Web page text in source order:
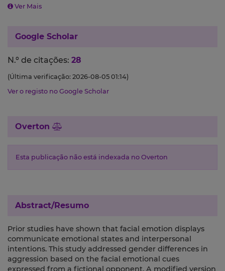
Ver Mais
Google Scholar
N.º de citações: 28
(Última verificação: 2026-08-05 01:14)
Ver o registo no Google Scholar
Overton
Esta publicação não está indexada no Overton
Abstract/Resumo
Prior studies have shown that facial emotion displays
communicate emotional states and interpersonal
intentions. This study addressed gender differences in
aggression based on the facial emotional cues
expressed from a fictional opponent. A modified version